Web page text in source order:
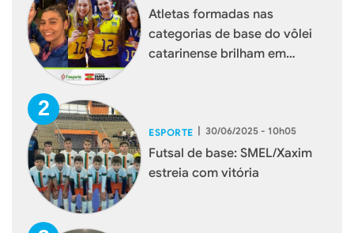
Atletas formadas nas
categorias de base do vôlei
catarinense brilham em
ESPORTE | 30/06/2025 - 10h05
Futsal de base: SMEL/Xaxim
estreia com vitória